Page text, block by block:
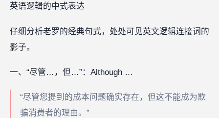
英语逻辑的中式表达
仔细分析老罗的经典句式，处处可见英文逻辑连接词的
影子。
一、“尽管…，但…”：Although …
“尽管您提到的成本问题确实存在，但这不能成为欺
骗消费者的理由。”